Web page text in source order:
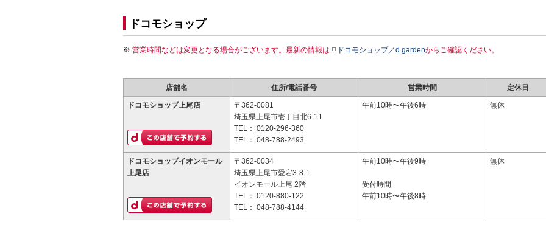
ドコモショップ
営業時間などは変更となる場合がございます。最新の情報は ドコモショップ／d gardenからご確認ください。
店舗名 住所/電話番号 営業時間 定休日
ドコモショップ上尾店
〒362-0081
埼玉県上尾市壱丁目北6-11
TEL： 0120-296-360
TEL： 048-788-2493
午前10時〜午後6時 無休
ドコモショップイオンモール
上尾店
〒362-0034
埼玉県上尾市愛宕3-8-1
イオンモール上尾 2階
TEL： 0120-880-122
TEL： 048-788-4144
午前10時〜午後9時
受付時間
午前10時〜午後8時
無休